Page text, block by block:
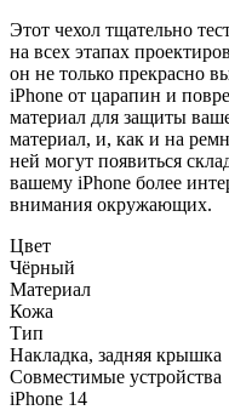
Этот чехол тщательно
на всех этапах
он не только прекрасно
iPhone от царапин и
материал для защиты
материал, и, как и на
ней могут появиться
вашему iPhone более
внимания окружающих.
Цвет
Чёрный
Материал
Кожа
Тип
Накладка, задняя крышка
Совместимые устройства
iPhone 14